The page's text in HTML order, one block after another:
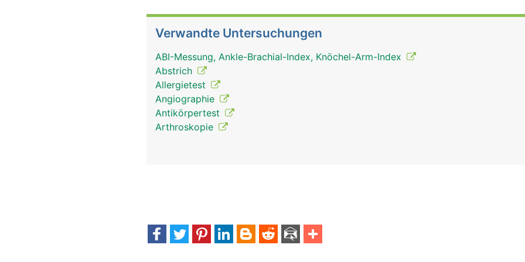
Verwandte Untersuchungen
ABI-Messung, Ankle-Brachial-Index, Knöchel-Arm-Index
Abstrich
Allergietest
Angiographie
Antikörpertest
Arthroskopie